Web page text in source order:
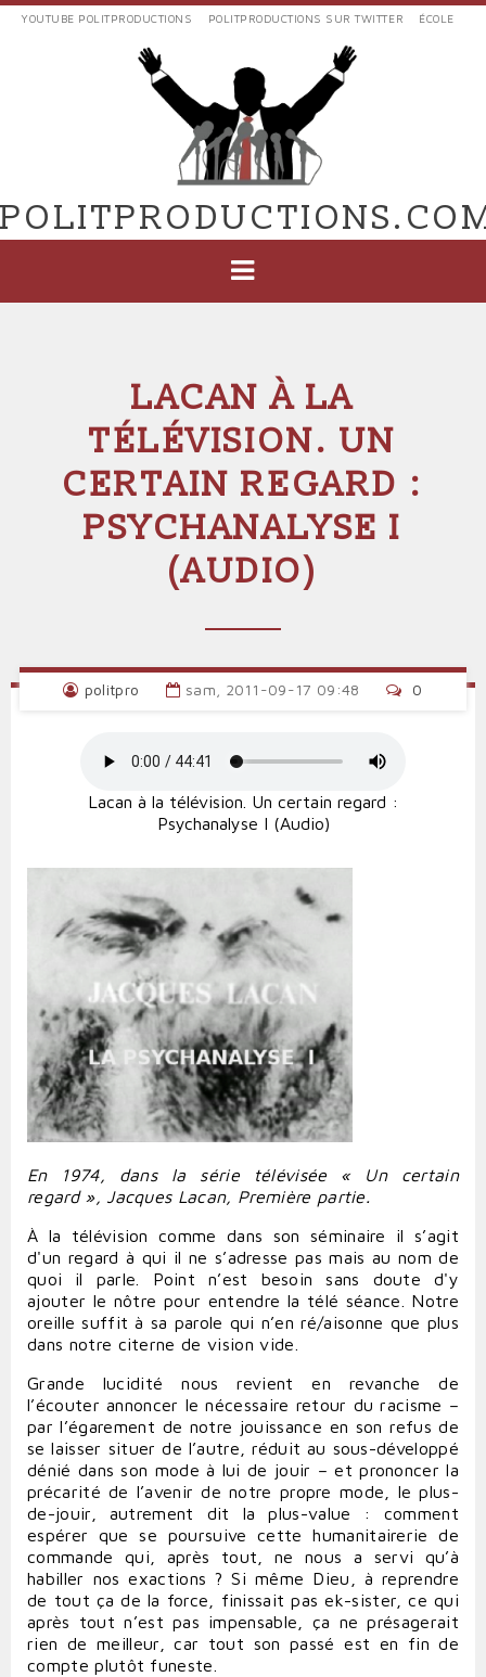
Aller
EXTERNES
POLIT'PRODUCTIONS
YOUTUBE POLITPRODUCTIONS POLITPRODUCTIONS SUR TWITTER ÉCOLE
LACAN À LA
TÉLÉVISION. UN
CERTAIN REGARD :
PSYCHANALYSE I
(AUDIO)
politpro sam, 2011-09-17 09:48 0
Lacan à la télévision. Un certain regard :
Psychanalyse I (Audio)
En 1974, dans la série télévisée « Un certain
regard », Jacques Lacan, Première partie.
À la télévision comme dans son séminaire il s’agit
d'un regard à qui il ne s’adresse pas mais au nom de
quoi il parle. Point n’est besoin sans doute d'y
ajouter le nôtre pour entendre la télé séance. Notre
oreille suffit à sa parole qui n’en ré/aisonne que plus
dans notre citerne de vision vide.
Grande lucidité nous revient en revanche de
l’écouter annoncer le nécessaire retour du racisme –
par l’égarement de notre jouissance en son refus de
se laisser situer de l’autre, réduit au sous-développé
dénié dans son mode à lui de jouir – et prononcer la
précarité de l’avenir de notre propre mode, le plus-
de-jouir, autrement dit la plus-value : comment
espérer que se poursuive cette humanitairerie de
commande qui, après tout, ne nous a servi qu’à
habiller nos exactions ? Si même Dieu, à reprendre
de tout ça de la force, finissait pas ek-sister, ce qui
après tout n’est pas impensable, ça ne présagerait
rien de meilleur, car tout son passé est en fin de
compte plutôt funeste.